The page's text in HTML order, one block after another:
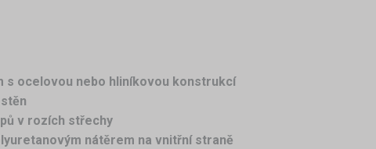
s ocelovou nebo hliníkovou konstrukcí
v rozích střechy
nátěrem na vnitřní straně